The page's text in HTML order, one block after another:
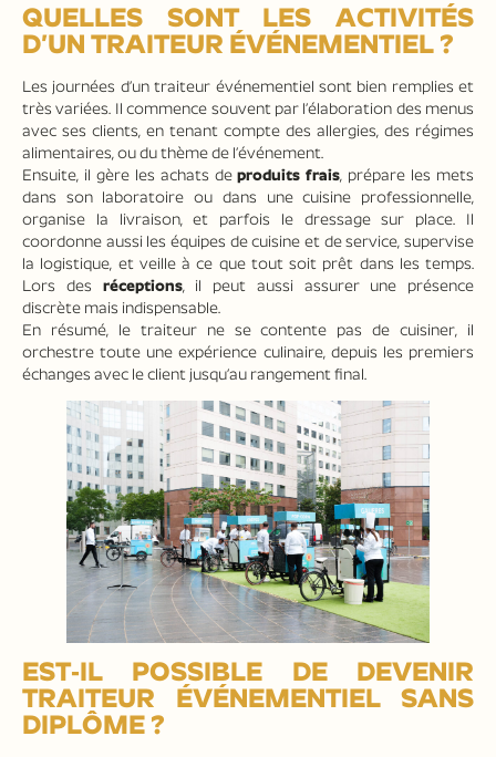
QUELLES SONT LES ACTIVITÉS
D’UN TRAITEUR ÉVÉNEMENTIEL ?
Les journées d’un traiteur événementiel sont bien remplies et
très variées. Il commence souvent par l’élaboration des menus
avec ses clients, en tenant compte des allergies, des régimes
alimentaires, ou du thème de l’événement.
Ensuite, il gère les achats deproduits frais, prépare les mets
dans son laboratoire ou dans une cuisine professionnelle,
organise la livraison, et parfois le dressage sur place. Il
coordonne aussi les équipes de cuisine et de service, supervise
la logistique, et veille à ce que tout soit prêt dans les temps.
Lors des réceptions, il peut aussi assurer une présence
discrète mais indispensable.
En résumé, le traiteur ne se contente pas de cuisiner, il
orchestre toute une expérience culinaire, depuis les premiers
échanges avec le client jusqu’au rangement final.
EST-IL POSSIBLE DE DEVENIR
TRAITEUR ÉVÉNEMENTIEL SANS
DIPLÔME ?